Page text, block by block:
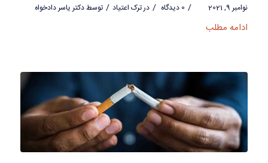
نوامبر 9, 2021 / 0 دیدگاه / درترک اعتیاد / توسطدکتر یاسر دادخواه
ادامه مطلب